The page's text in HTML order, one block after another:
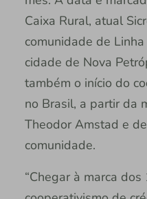
Caixa Rural, atual
comunidade de
cidade de Nova
também o início do
no Brasil, a partir da
Theodor Amstad e
comunidade.
“Chegar à marca